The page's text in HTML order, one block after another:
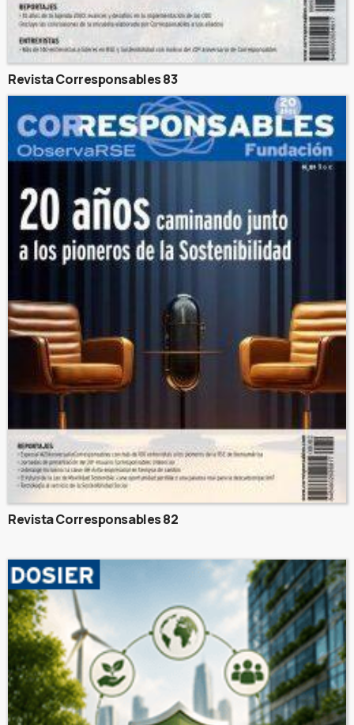
Revista Corresponsables 83
Revista Corresponsables 82